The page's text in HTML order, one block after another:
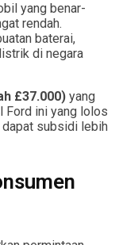
yang benar-
rendah.
baterai,
di negara
£37.000) yang
Ford ini yang lolos
dapat subsidi lebih